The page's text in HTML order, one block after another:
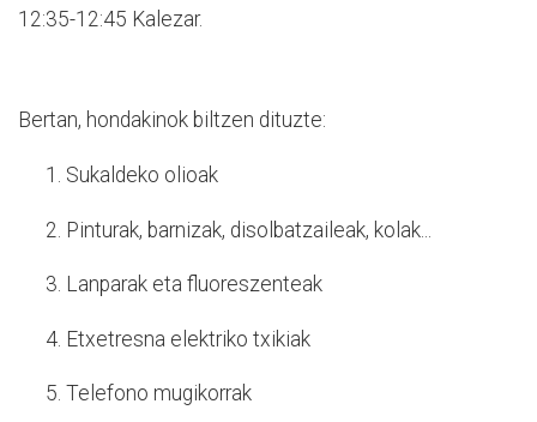
12:35-12:45 Kalezar.
Bertan, hondakinok biltzen dituzte:
Sukaldeko olioak
Pinturak, barnizak, disolbatzaileak, kolak...
Lanparak eta fluoreszenteak
Etxetresna elektriko txikiak
Telefono mugikorrak